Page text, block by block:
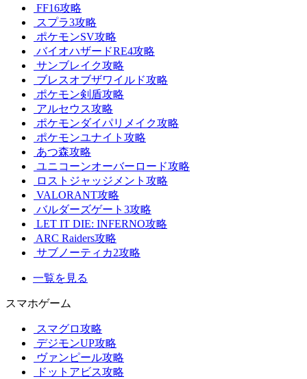
FF16攻略
スプラ3攻略
ポケモンSV攻略
バイオハザードRE4攻略
サンブレイク攻略
ブレスオブザワイルド攻略
ポケモン剣盾攻略
アルセウス攻略
ポケモンダイパリメイク攻略
ポケモンユナイト攻略
あつ森攻略
ユニコーンオーバーロード攻略
ロストジャッジメント攻略
VALORANT攻略
バルダーズゲート3攻略
LET IT DIE: INFERNO攻略
ARC Raiders攻略
サブノーティカ2攻略
一覧を見る
スマホゲーム
スマグロ攻略
デジモンUP攻略
ヴァンピール攻略
ドットアビス攻略